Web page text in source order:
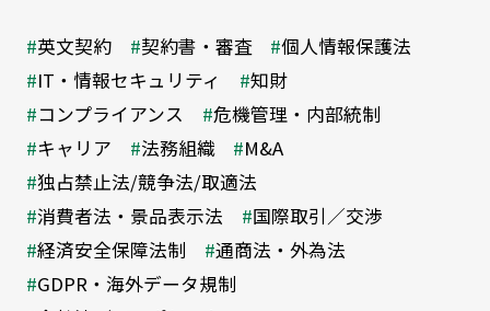
英文契約 契約書・審査
個人情報保護法
IT・情報セキュリティ
知財
コンプライアンス
危機管理・内部統制
キャリア
法務組織
M&A
独占禁止法/競争法/取適法
消費者法・景品表示法
国際取引／交渉
経済安全保障法制
通商法・外為法
GDPR・海外データ規制